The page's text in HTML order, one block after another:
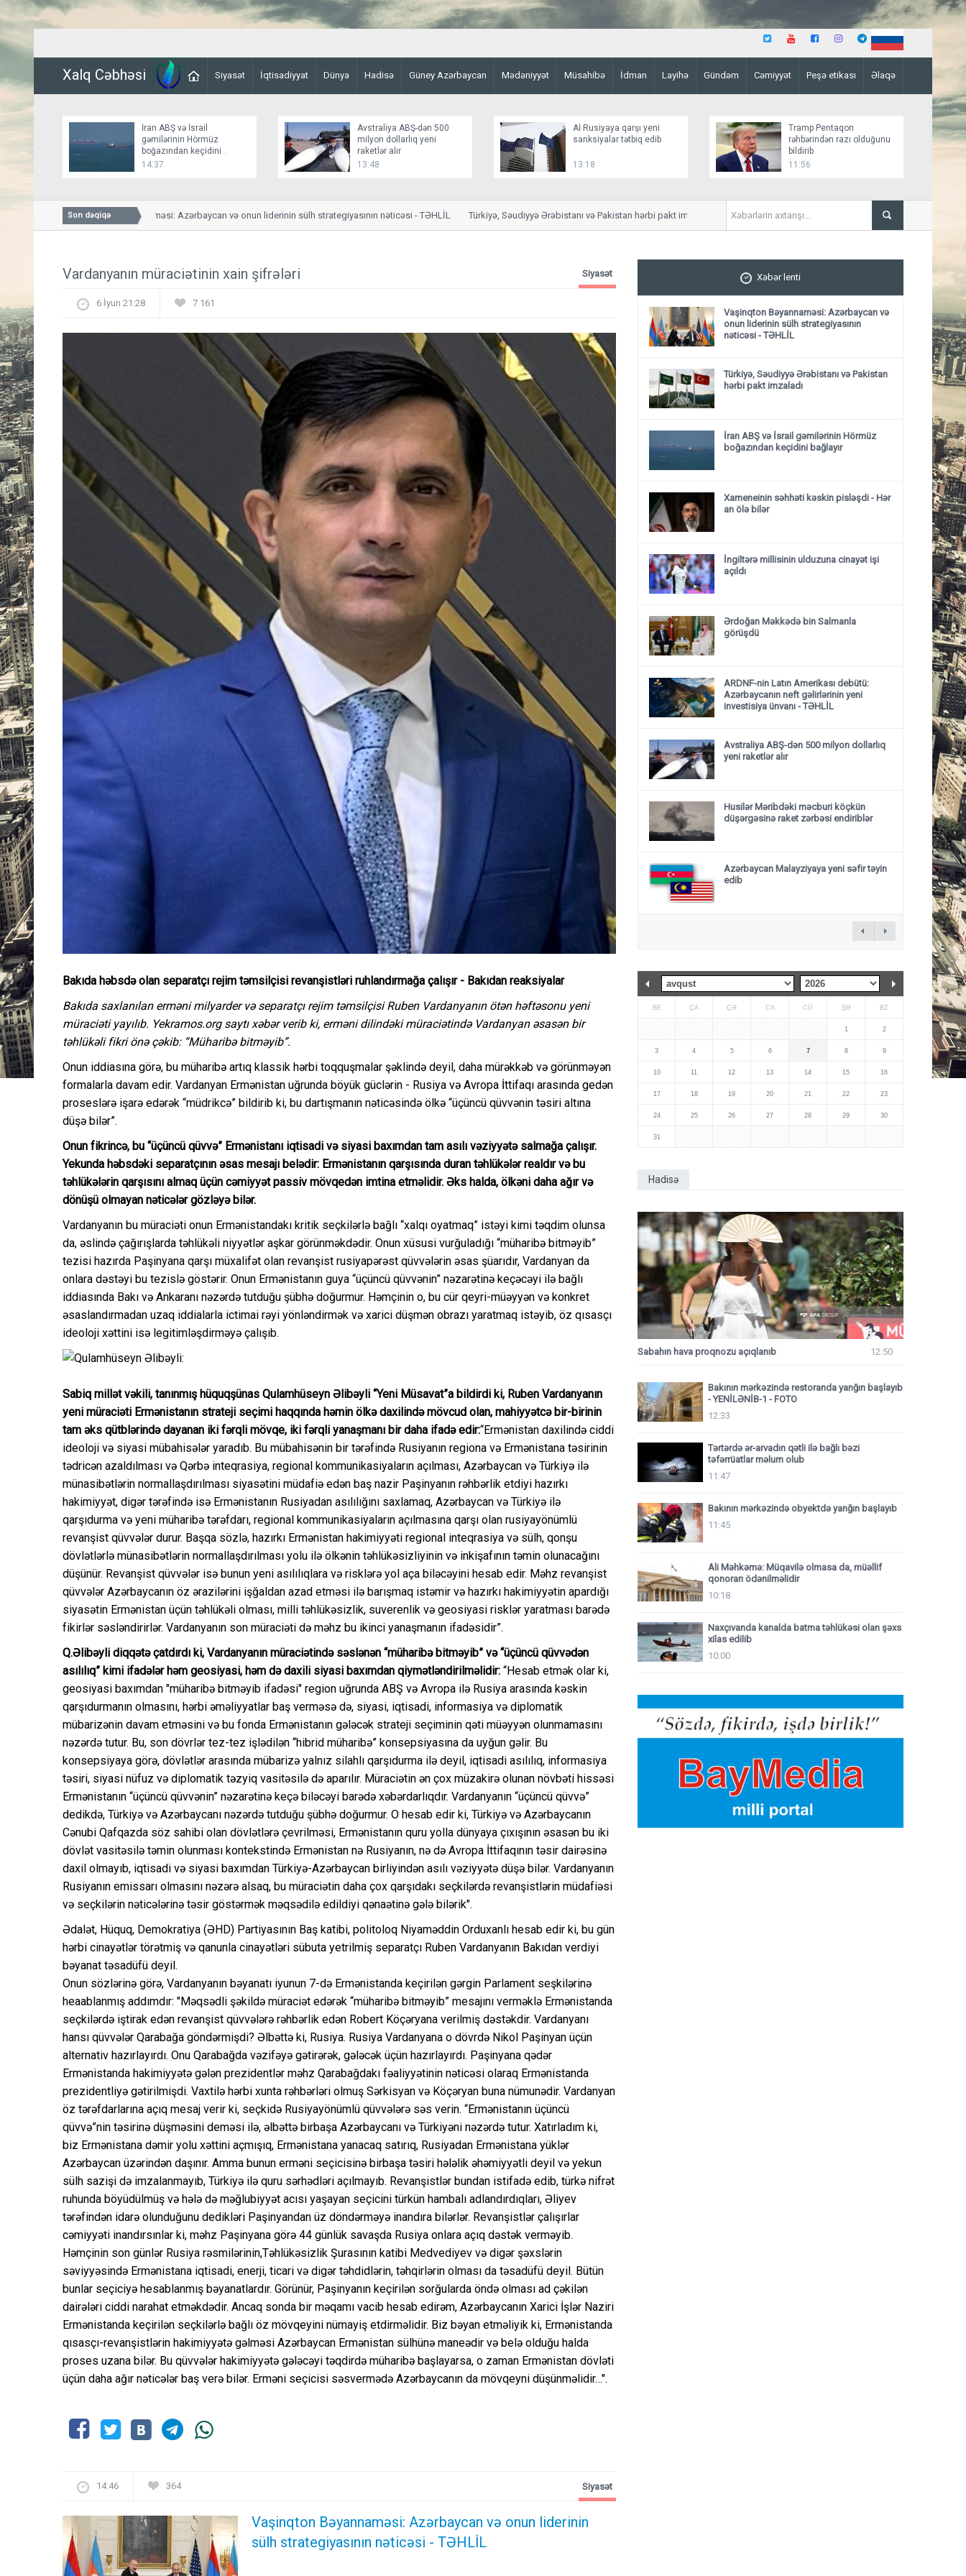
Xalq Cəbhəsi Siyasət İqtisadiyyat Dünya Hadisə Güney Azərbaycan Mədəniyyət Müsahibə İdman Layihə Gündəm Cəmiyyət Peşə etikası Əlaqə
İran ABŞ və İsrail
gəmilərinin Hörmüz
boğazından keçidini
bağlayır
14:37
Avstraliya ABŞ-dən 500
milyon dollarlıq yeni
raketlər alır
13:48
Aİ Rusiyaya qarşı yeni
sanksiyalar tətbiq edib
13:18
Tramp Pentaqon
rəhbərindən razı olduğunu
bildirib
11:56
Son dəqiqə
Vaşinqton Bəyannaməsi: Azərbaycan və onun liderinin sülh strategiyasının nəticəsi- TƏHLİL Türkiyə, Səudiyyə Ərəbistanı və Pakistan hərbi pakt imzaladı İran ABŞ və İsrail gəmilərinin
Vardanyanın müraciətinin xain şifrələri Siyasət
6 İyun 21:28 7 161
Bakıda həbsdə olan separatçı rejim təmsilçisi revanşistləri ruhlandırmağa çalışır - Bakıdan reaksiyalar
Bakıda saxlanılan erməni milyarder və separatçı rejim təmsilçisi Ruben Vardanyanın ötən həftəsonu yeni
müraciəti yayılıb. Yekramos.org saytı xəbər verib ki, erməni dilindəki müraciətində Vardanyan əsasən bir
təhlükəli fikri önə çəkib: “Müharibə bitməyib”.
Onun iddiasına görə, bu müharibə artıq klassik hərbi toqquşmalar şəklində deyil, daha mürəkkəb və görünməyən
formalarla davam edir. Vardanyan Ermənistan uğrunda böyük güclərin - Rusiya və Avropa İttifaqı arasında gedən
proseslərə işarə edərək “müdrikcə” bildirib ki, bu dartışmanın nəticəsində ölkə “üçüncü qüvvənin təsiri altına
düşə bilər”.
Onun fikrincə, bu “üçüncü qüvvə” Ermənistanı iqtisadi və siyasi baxımdan tam asılı vəziyyətə salmağa çalışır.
Yekunda həbsdəki separatçının əsas mesajı belədir: Ermənistanın qarşısında duran təhlükələr realdır və bu
təhlükələrin qarşısını almaq üçün cəmiyyət passiv mövqedən imtina etməlidir. Əks halda, ölkəni daha ağır və
dönüşü olmayan nəticələr gözləyə bilər.
Vardanyanın bu müraciəti onun Ermənistandakı kritik seçkilərlə bağlı “xalqı oyatmaq” istəyi kimi təqdim olunsa
da, əslində çağırışlarda təhlükəli niyyətlər aşkar görünməkdədir. Onun xüsusi vurğuladığı “müharibə bitməyib”
tezisi hazırda Paşinyana qarşı müxalifət olan revanşist rusiyapərəst qüvvələrin əsas şüarıdır, Vardanyan da
onlara dəstəyi bu tezislə göstərir. Onun Ermənistanın guya “üçüncü qüvvənin” nəzarətinə keçəcəyi ilə bağlı
iddiasında Bakı və Ankaranı nəzərdə tutduğu şübhə doğurmur. Həmçinin o, bu cür qeyri-müəyyən və konkret
əsaslandırmadan uzaq iddialarla ictimai rəyi yönləndirmək və xarici düşmən obrazı yaratmaq istəyib, öz qısasçı
ideoloji xəttini isə legitimləşdirməyə çalışıb.
Sabiq millət vəkili, tanınmış hüquqşünas Qulamhüseyn Əlibəyli “Yeni Müsavat”a bildirdi ki, Ruben Vardanyanın
yeni müraciəti Ermənistanın strateji seçimi haqqında həmin ölkə daxilində mövcud olan, mahiyyətcə bir-birinin
tam əks qütblərində dayanan iki fərqli mövqe, iki fərqli yanaşmanı bir daha ifadə edir:“Ermənistan daxilində ciddi
ideoloji və siyasi mübahisələr yaradıb. Bu mübahisənin bir tərəfində Rusiyanın regiona və Ermənistana təsirinin
tədricən azaldılması və Qərbə inteqrasiya, regional kommunikasiyaların açılması, Azərbaycan və Türkiyə ilə
münasibətlərin normallaşdırılması siyasətini müdafiə edən baş nazir Paşinyanın rəhbərlik etdiyi hazırkı
hakimiyyət, digər tərəfində isə Ermənistanın Rusiyadan asılılığını saxlamaq, Azərbaycan və Türkiyə ilə
qarşıdurma və yeni müharibə tərəfdarı, regional kommunikasiyaların açılmasına qarşı olan rusiyayönümlü
revanşist qüvvələr durur. Başqa sözlə, hazırkı Ermənistan hakimiyyəti regional inteqrasiya və sülh, qonşu
dövlətlərlə münasibətlərin normallaşdırılması yolu ilə ölkənin təhlükəsizliyinin və inkişafının təmin olunacağını
düşünür. Revanşist qüvvələr isə bunun yeni asılılıqlara və risklərə yol aça biləcəyini hesab edir. Məhz revanşist
qüvvələr Azərbaycanın öz ərazilərini işğaldan azad etməsi ilə barışmaq istəmir və hazırkı hakimiyyətin apardığı
siyasətin Ermənistan üçün təhlükəli olması, milli təhlükəsizlik, suverenlik və geosiyasi risklər yaratması barədə
fikirlər səsləndirirlər. Vardanyanın son müraciəti də məhz bu ikinci yanaşmanın ifadəsidir”.
Q.Əlibəyli diqqətə çatdırdı ki, Vardanyanın müraciətində səslənən “müharibə bitməyib” və “üçüncü qüvvədən
asılılıq” kimi ifadələr həm geosiyasi, həm də daxili siyasi baxımdan qiymətləndirilməlidir: “Hesab etmək olar ki,
geosiyasi baxımdan "müharibə bitməyib ifadəsi" region uğrunda ABŞ və Avropa ilə Rusiya arasında kəskin
qarşıdurmanın olmasını, hərbi əməliyyatlar baş verməsə də, siyasi, iqtisadi, informasiya və diplomatik
mübarizənin davam etməsini və bu fonda Ermənistanın gələcək strateji seçiminin qəti müəyyən olunmamasını
nəzərdə tutur. Bu, son dövrlər tez-tez işlədilən “hibrid müharibə” konsepsiyasına da uyğun gəlir. Bu
konsepsiyaya görə, dövlətlər arasında mübarizə yalnız silahlı qarşıdurma ilə deyil, iqtisadi asılılıq, informasiya
təsiri, siyasi nüfuz və diplomatik təzyiq vasitəsilə də aparılır. Müraciətin ən çox müzakirə olunan növbəti hissəsi
Ermənistanın “üçüncü qüvvənin” nəzarətinə keçə biləcəyi barədə xəbərdarlıqdır. Vardanyanın “üçüncü qüvvə”
dedikdə, Türkiyə və Azərbaycanı nəzərdə tutduğu şübhə doğurmur. O hesab edir ki, Türkiyə və Azərbaycanın
Cənubi Qafqazda söz sahibi olan dövlətlərə çevrilməsi, Ermənistanın quru yolla dünyaya çıxışının əsasən bu iki
dövlət vasitəsilə təmin olunması kontekstində Ermənistan nə Rusiyanın, nə də Avropa İttifaqının təsir dairəsinə
daxil olmayıb, iqtisadi və siyasi baxımdan Türkiyə-Azərbaycan birliyindən asılı vəziyyətə düşə bilər. Vardanyanın
Rusiyanın emissarı olmasını nəzərə alsaq, bu müraciətin daha çox qarşıdakı seçkilərdə revanşistlərin müdafiəsi
və seçkilərin nəticələrinə təsir göstərmək məqsədilə edildiyi qənaətinə gələ bilərik".
Ədalət, Hüquq, Demokratiya (ƏHD) Partiyasının Baş katibi, politoloq Niyaməddin Orduxanlı hesab edir ki, bu gün
hərbi cinayətlər törətmiş və qanunla cinayətləri sübuta yetrilmiş separatçı Ruben Vardanyanın Bakıdan verdiyi
bəyanat təsadüfü deyil.
Onun sözlərinə görə, Vardanyanın bəyanatı iyunun 7-də Ermənistanda keçirilən gərgin Parlament seşkilərinə
heaablanmış addımdır: "Məqsədli şəkildə müraciət edərək “müharibə bitməyib” mesajını verməklə Ermənistanda
seçkilərdə iştirak edən revanşist qüvvələrə rəhbərlik edən Robert Köçəryana verilmiş dəstəkdir. Vardanyanı
hansı qüvvələr Qarabağa göndərmişdi? Əlbəttə ki, Rusiya. Rusiya Vardanyana o dövrdə Nikol Paşinyan üçün
alternativ hazırlayırdı. Onu Qarabağda vəzifəyə gətirərək, gələcək üçün hazırlayırdı. Paşinyana qədər
Ermənistanda hakimiyyətə gələn prezidentlər məhz Qarabağdakı fəaliyyətinin nəticəsi olaraq Ermənistanda
prezidentliyə gətirilmişdi. Vaxtilə hərbi xunta rəhbərləri olmuş Sərkisyan və Köçəryan buna nümunədir. Vardanyan
öz tərəfdarlarına açıq mesaj verir ki, seçkidə Rusiyayönümlü qüvvələrə səs verin. “Ermənistanın üçüncü
qüvvə”nin təsirinə düşməsini deməsi ilə, əlbəttə birbaşa Azərbaycanı və Türkiyəni nəzərdə tutur. Xatırladım ki,
biz Ermənistana dəmir yolu xəttini açmışıq, Ermənistana yanacaq satırıq, Rusiyadan Ermənistana yüklər
Azərbaycan üzərindən daşınır. Amma bunun erməni seçicisinə birbaşa təsiri hələlik əhəmiyyətli deyil və yekun
sülh sazişi də imzalanmayıb, Türkiyə ilə quru sərhədləri açılmayıb. Revanşistlər bundan istifadə edib, türkə nifrət
ruhunda böyüdülmüş və hələ də məğlubiyyət acısı yaşayan seçicini türkün hambalı adlandırdıqları, Əliyev
tərəfindən idarə olunduğunu dedikləri Paşinyandan üz döndərməyə inandıra bilərlər. Revanşistlər çalışırlar
cəmiyyəti inandırsınlar ki, məhz Paşinyana görə 44 günlük savaşda Rusiya onlara açıq dəstək verməyib.
Həmçinin son günlər Rusiya rəsmilərinin,Təhlükəsizlik Şurasının katibi Medvediyev və digər şəxslərin
səviyyəsində Ermənistana iqtisadi, enerji, ticari və digər təhdidlərin, təhqirlərin olması da təsadüfü deyil. Bütün
bunlar seçiciyə hesablanmış bəyanatlardır. Görünür, Paşinyanın keçirilən sorğularda öndə olması ad çəkilən
dairələri ciddi narahat etməkdədir. Ancaq sonda bir məqamı vacib hesab edirəm, Azərbaycanın Xarici İşlər Naziri
Ermənistanda keçirilən seçkilərlə bağlı öz mövqeyini nümayiş etdirməlidir. Biz bəyan etməliyik ki, Ermənistanda
qısasçı-revanşistlərin hakimiyyətə gəlməsi Azərbaycan Ermənistan sülhünə maneədir və belə olduğu halda
proses uzana bilər. Bu qüvvələr hakimiyyətə gələcəyi təqdirdə müharibə başlayarsa, o zaman Ermənistan dövləti
üçün daha ağır nəticələr baş verə bilər. Erməni seçicisi səsvermədə Azərbaycanın da mövqeyni düşünməlidir…".
14:46 364
Vaşinqton Bəyannaməsi: Azərbaycan və onun liderinin
sülh strategiyasının nəticəsi - TƏHLİL
Siyasət
Xəbər lenti
Vaşinqton Bəyannaməsi: Azərbaycan və
onun liderinin sülh strategiyasının
nəticəsi - TƏHLİL
Türkiyə, Səudiyyə Ərəbistanı və Pakistan
hərbi pakt imzaladı
İran ABŞ və İsrail gəmilərinin Hörmüz
boğazından keçidini bağlayır
Xameneinin səhhəti kəskin pisləşdi - Hər
an ölə bilər
İngiltərə millisinin ulduzuna cinayət işi
açıldı
Ərdoğan Məkkədə bin Salmanla
görüşdü
ARDNF-nin Latın Amerikası debütü:
Azərbaycanın neft gəlirlərinin yeni
investisiya ünvanı - TƏHLİL
Avstraliya ABŞ-dən 500 milyon dollarlıq
yeni raketlər alır
Husilər Məribdəki məcburi köçkün
düşərgəsinə raket zərbəsi endiriblər
Azərbaycan Malayziyaya yeni səfir təyin
edib
BE ÇA ÇƏ CA CÜ ŞƏ BZ
1 2
3 4 5 6 7 8 9
10 11 12 13 14 15 16
17 18 19 20 21 22 23
24 25 26 27 28 29 30
31
Hadisə
Sabahın hava proqnozu açıqlanıb 12:50
Bakının mərkəzində restoranda yanğın başlayıb
- YENİLƏNİB-1 - FOTO
12:33
Tərtərdə ər-arvadın qətli ilə bağlı bəzi
təfərrüatlar məlum olub
11:47
Bakının mərkəzində obyektdə yanğın başlayıb
11:45
Ali Məhkəmə: Müqavilə olmasa da, müəllif
qonorarı ödənilməlidir
10:18
Naxçıvanda kanalda batma təhlükəsi olan şəxs
xilas edilib
10:00